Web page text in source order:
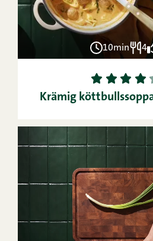
10min 4
1 2 3 4
Krämig